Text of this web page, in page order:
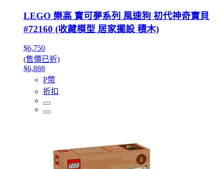
LEGO 樂高 寶可夢系列 風速狗 初代神奇寶貝
#72160 (收藏模型 居家擺設 積木)
$6,750
(售價已折)
$6,888
P幣
折扣